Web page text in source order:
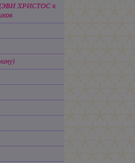
ХРИСТОС к